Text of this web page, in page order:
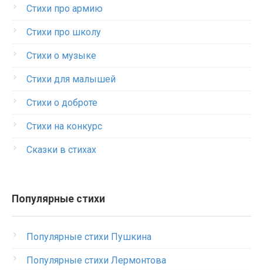
Стихи про армию
Стихи про школу
Стихи о музыке
Стихи для малышей
Стихи о доброте
Стихи на конкурс
Сказки в стихах
Популярные стихи
Популярные стихи Пушкина
Популярные стихи Лермонтова